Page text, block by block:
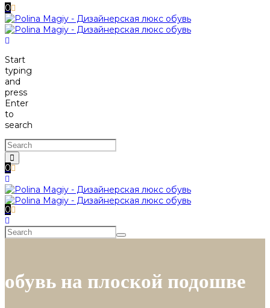
0
Start
typing
and
press
Enter
to
search
0
0
обувь на плоской подошве